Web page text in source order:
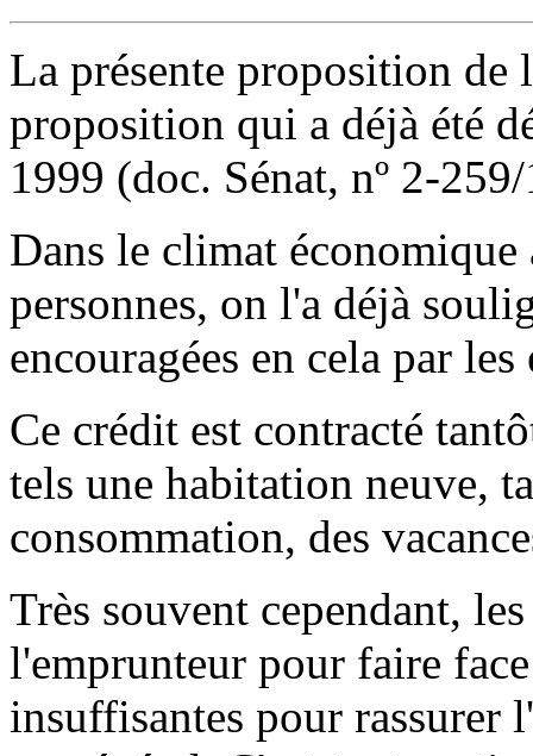
La présente proposition de
proposition qui a déjà été
1999 (doc. Sénat, nº 2-
Dans le climat économique
personnes, on l'a déjà
encouragées en cela par
Ce crédit est contracté
tels une habitation neuve,
consommation, des
Très souvent cependant,
l'emprunteur pour faire
insuffisantes pour rassurer